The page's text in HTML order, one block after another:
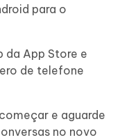
para o
da App Store e
de telefone
e aguarde
no novo